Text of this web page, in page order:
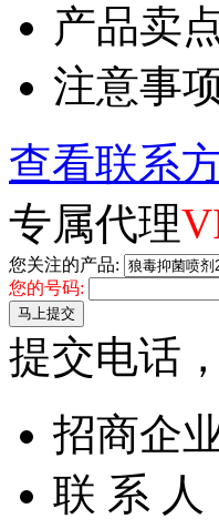
产品卖
注意事
查看联系
专属代理
您关注的产品:
您的号码:
马上提交
提交电话
招商企
联 系 人